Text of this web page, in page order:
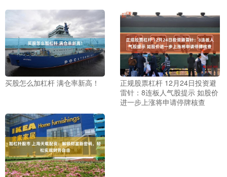
买股怎么加杠杆 满仓率新高！
正规股票杠杆 12月24日投资避
雷针：8连板人气股提示 如股价
进一步上涨将申请停牌核查